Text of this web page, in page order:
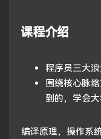
课程介绍
程序员三大
围绕核心脉
到的，学会大
编译原理，操作系